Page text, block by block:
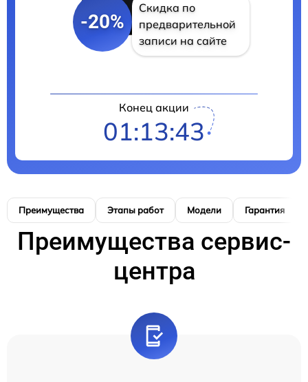
-20%
Скидка по
предварительной
записи на сайте
Конец акции
01:13:42
Преимущества Этапы работ Модели Гарантия
Преимущества сервис-
центра